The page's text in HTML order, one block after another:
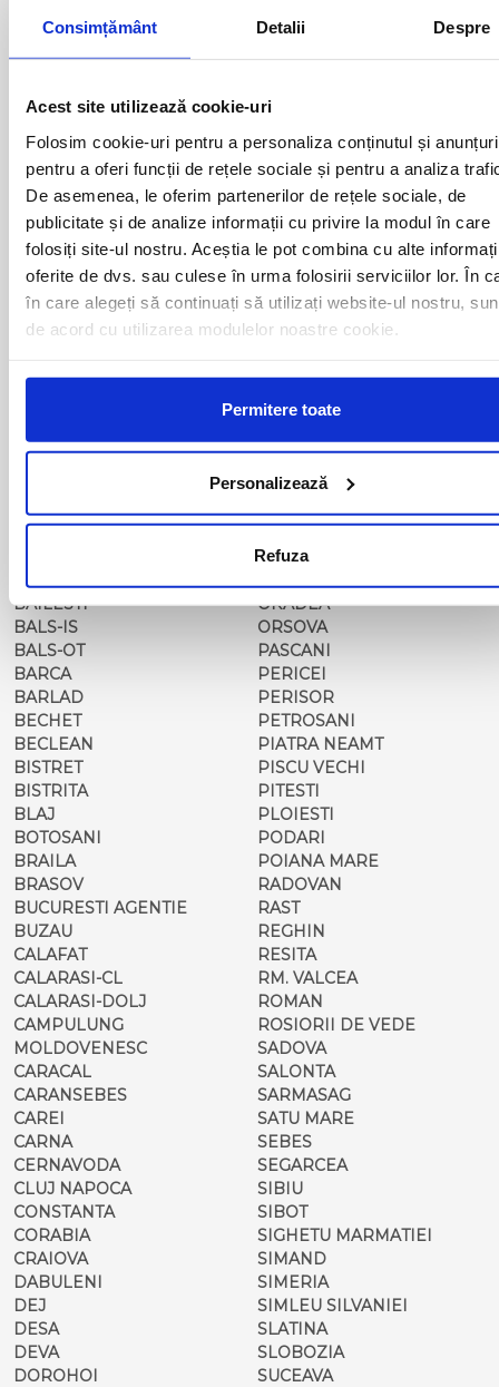
Consimțământ Detalii Despre
Acest site utilizează cookie-uri
Folosim cookie-uri pentru a personaliza conținutul și
pentru a oferi funcții de rețele sociale și pentru a analiza
De asemenea, le oferim partenerilor de rețele sociale, de
publicitate și de analize informații cu privire la modul în care
folosiți site-ul nostru. Aceștia le pot combina cu alte
oferite de dvs. sau culese în urma folosirii serviciilor lor. În
în care alegeți să continuați să utilizați website-ul nostru,
de acord cu utilizarea modulelor noastre cookie.
Permitere toate
Personalizează
Refuza
Plecari cu autocarul ONESTI -
destinatii
LINZ
Curse din Romania catre
AUSTRIA:
ALBA IULIA
ARAD
BACAU
BAILE HERCULANE
BAILESTI
BALS-IS
BALS-OT
BARCA
BARLAD
BECHET
BECLEAN
BISTRET
BISTRITA
BLAJ
BOTOSANI
BRAILA
BRASOV
BUCURESTI AGENTIE
BUZAU
CALAFAT
CALARASI-CL
CALARASI-DOLJ
CAMPULUNG
MOLDOVENESC
CARACAL
CARANSEBES
CAREI
CARNA
CERNAVODA
CLUJ NAPOCA
CONSTANTA
CORABIA
CRAIOVA
DABULENI
DEJ
DESA
DEVA
DOROHOI
MEDGIDIA
MEDIAS
MOINESTI
MOTCA
OLTENITA
ONESTI
ORADEA
ORSOVA
PASCANI
PERICEI
PERISOR
PETROSANI
PIATRA NEAMT
PISCU VECHI
PITESTI
PLOIESTI
PODARI
POIANA MARE
RADOVAN
RAST
REGHIN
RESITA
RM. VALCEA
ROMAN
ROSIORII DE VEDE
SADOVA
SALONTA
SARMASAG
SATU MARE
SEBES
SEGARCEA
SIBIU
SIBOT
SIGHETU MARMATIEI
SIMAND
SIMERIA
SIMLEU SILVANIEI
SLATINA
SLOBOZIA
SUCEAVA